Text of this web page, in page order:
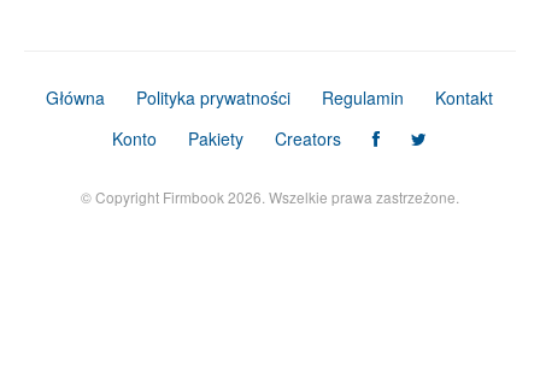
Główna Polityka prywatności Regulamin
Kontakt
Konto
Pakiety Creators
© Copyright Firmbook 2026. Wszelkie prawa zastrzeżone.